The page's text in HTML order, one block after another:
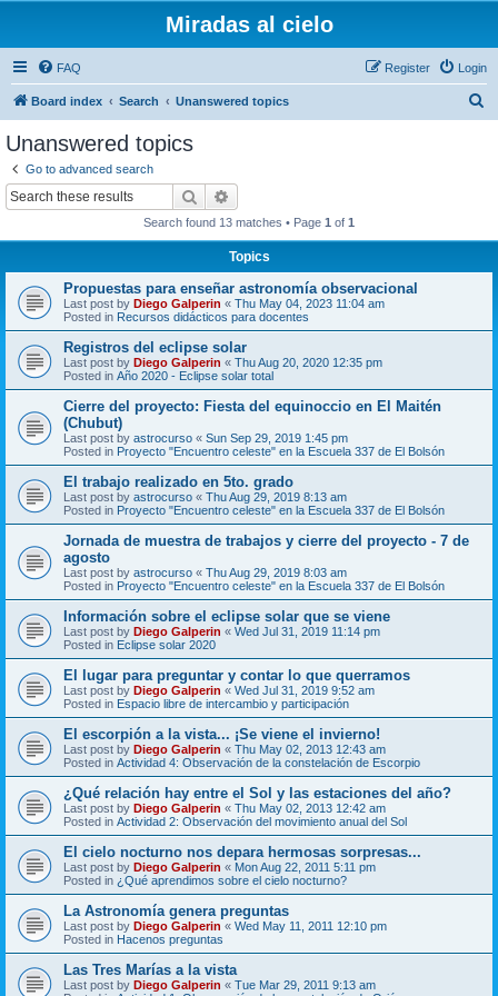
Miradas al cielo
FAQ Login
Register
Board index Search Unanswered topics
Unanswered topics
Go to advanced search
Search
Search found 13 matches • Page 1 of 1
Topics
Propuestas para enseñar astronomía observacional
Last post by Diego Galperin « Thu May 04, 2023 11:04 am
Posted in Recursos didácticos para docentes
Registros del eclipse solar
Last post by Diego Galperin « Thu Aug 20, 2020 12:35 pm
Posted in Año 2020 - Eclipse solar total
Cierre del proyecto: Fiesta del equinoccio en El Maitén
(Chubut)
Last post by astrocurso « Sun Sep 29, 2019 1:45 pm
Posted in Proyecto "Encuentro celeste" en la Escuela 337 de El Bolsón
El trabajo realizado en 5to. grado
Last post by astrocurso « Thu Aug 29, 2019 8:13 am
Posted in Proyecto "Encuentro celeste" en la Escuela 337 de El Bolsón
Jornada de muestra de trabajos y cierre del proyecto - 7 de
agosto
Last post by astrocurso « Thu Aug 29, 2019 8:03 am
Posted in Proyecto "Encuentro celeste" en la Escuela 337 de El Bolsón
Información sobre el eclipse solar que se viene
Last post by Diego Galperin « Wed Jul 31, 2019 11:14 pm
Posted in Eclipse solar 2020
El lugar para preguntar y contar lo que querramos
Last post by Diego Galperin « Wed Jul 31, 2019 9:52 am
Posted in Espacio libre de intercambio y participación
El escorpión a la vista... ¡Se viene el invierno!
Last post by Diego Galperin « Thu May 02, 2013 12:43 am
Posted in Actividad 4: Observación de la constelación de Escorpio
¿Qué relación hay entre el Sol y las estaciones del año?
Last post by Diego Galperin « Thu May 02, 2013 12:42 am
Posted in Actividad 2: Observación del movimiento anual del Sol
El cielo nocturno nos depara hermosas sorpresas...
Last post by Diego Galperin « Mon Aug 22, 2011 5:11 pm
Posted in ¿Qué aprendimos sobre el cielo nocturno?
La Astronomía genera preguntas
Last post by Diego Galperin « Wed May 11, 2011 12:10 pm
Posted in Hacenos preguntas
Las Tres Marías a la vista
Last post by Diego Galperin « Tue Mar 29, 2011 9:13 am